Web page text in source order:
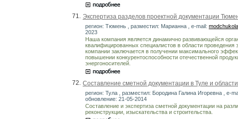
71. Экспертиза разделов проектной документации
регион: Тюмень , разместил: Марианна , e-mail:
2023
Наша компания является динамично развивающейся
квалифицированных специалистов в области
компании заключается в получении максимального
повышении конкурентоспособности отечественной
энергоносителей.
72. Составление сметной документации в Туле и области
регион: Тула , разместил: Бородина Галина Игоревна , e-
обновление: 21-05-2014
Составление и экспертиза сметной документации на
реконструкции, изыскательства и строительства.